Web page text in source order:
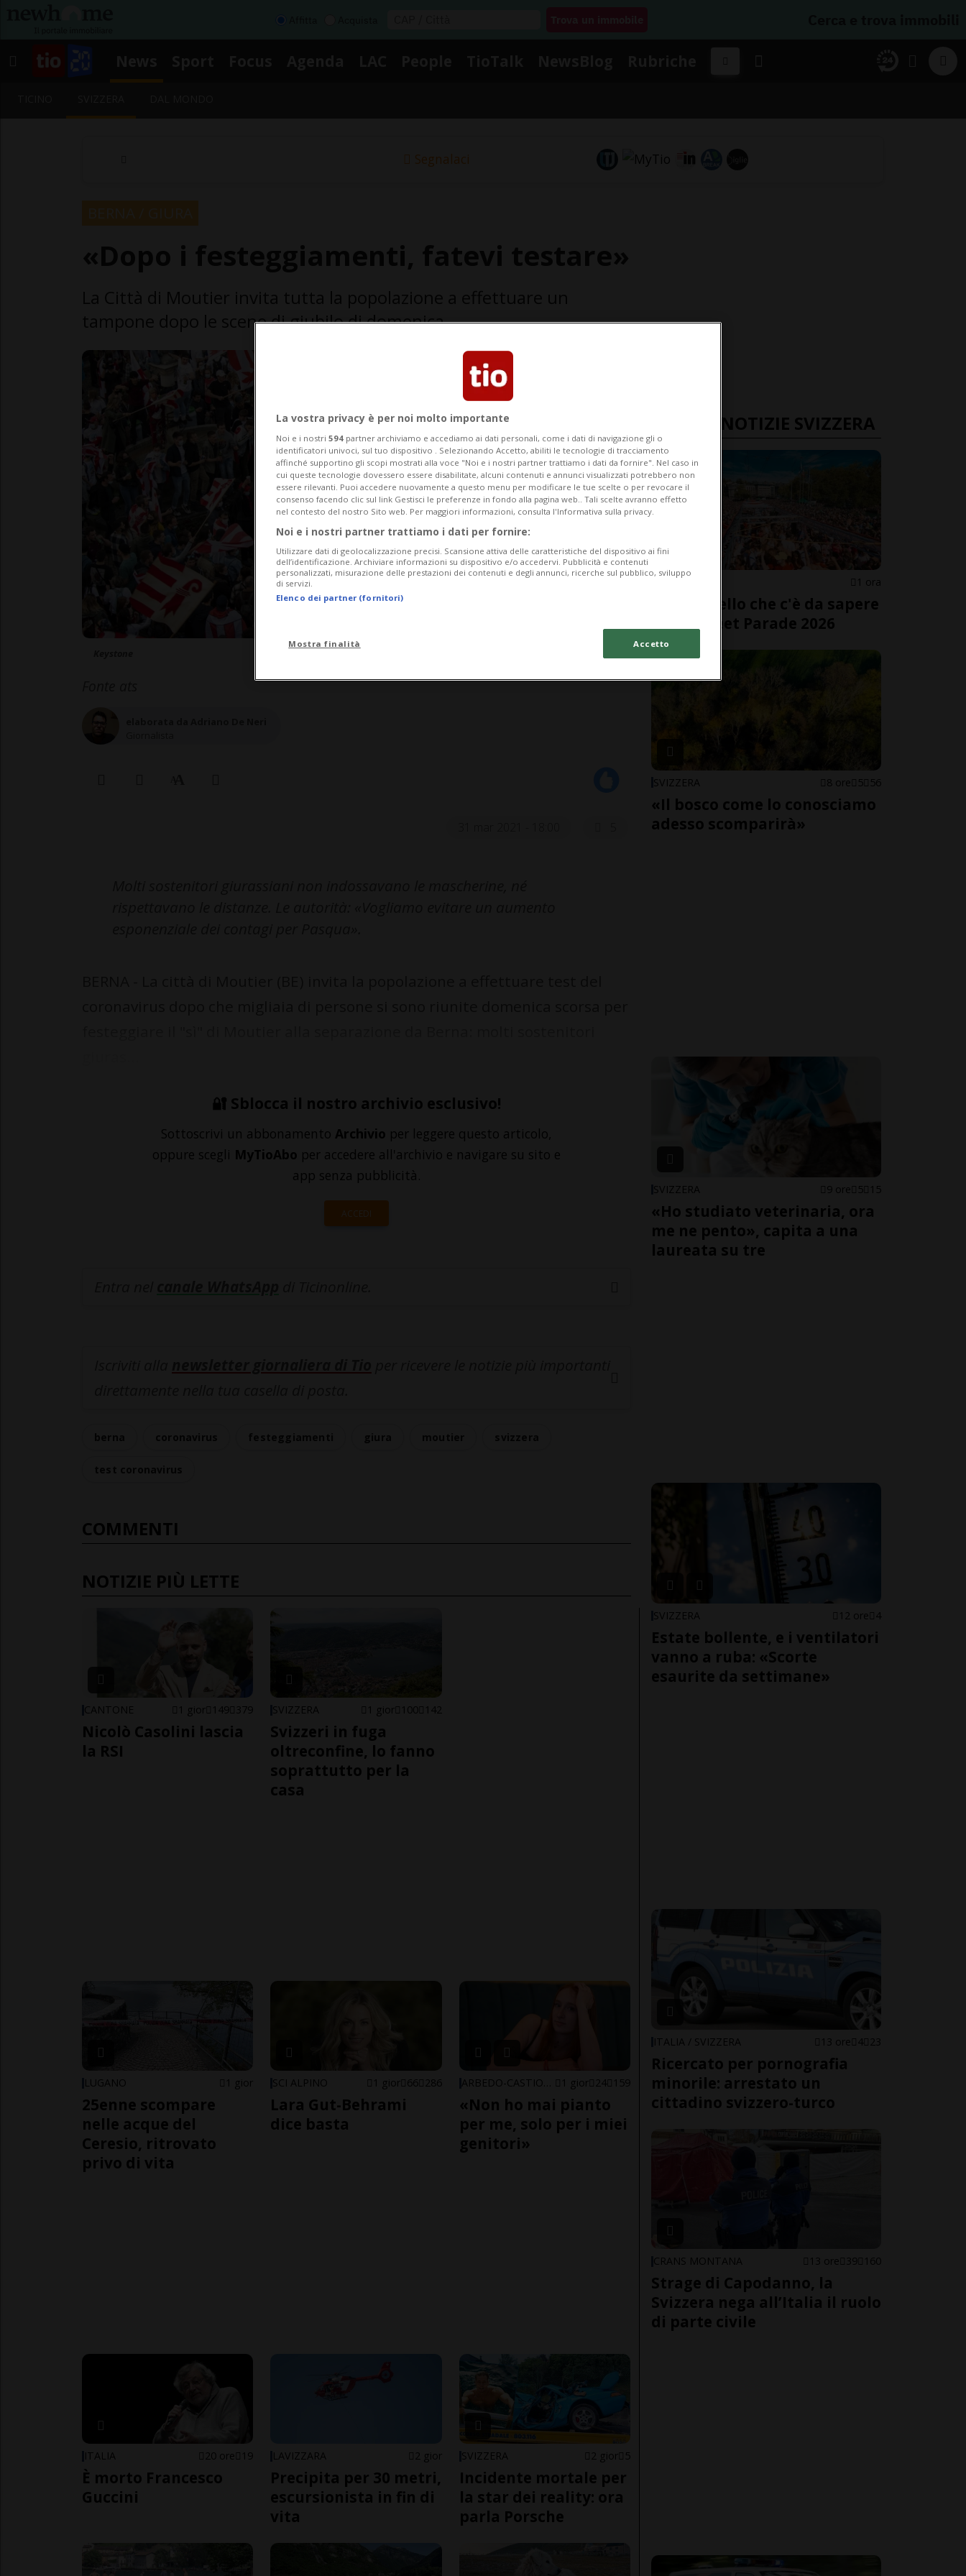
Segnalaci
tampone dopo le scene di giubilo di domenica.
🔐 Sblocca il nostro archivio esclusivo!
Sottoscrivi un abbonamento Archivio per leggere questo articolo,
oppure scegli MyTioAbo per accedere all'archivio e navigare su sito e
app senza pubblicità.
ACCEDI
COMMENTI
NOTIZIE PIÙ LETTE
CANTONE 1 gior 149 379
Nicolò Casolini lascia
la RSI
SVIZZERA 1 gior 100 142
Svizzeri in fuga
oltreconfine, lo fanno
soprattutto per la
casa
LUGANO 1 gior
25enne scompare
nelle acque del
Ceresio, ritrovato
privo di vita
SCI ALPINO 1 gior 66 286
Lara Gut-Behrami
dice basta
1 gior 24 159
«Non ho mai pianto
per me, solo per i miei
genitori»
ITALIA 20 ore 19
È morto Francesco
Guccini
LAVIZZARA 2 gior
Precipita per 30 metri,
escursionista in fin di
vita
SVIZZERA 2 gior 5
Incidente mortale per
la star dei reality: ora
parla Porsche
ULTIME NOTIZIE SVIZZERA
SVIZZERA 1 ora
Tutto quello che c'è da sapere
sulla Street Parade 2026
SVIZZERA 8 ore 5 56
«Il bosco come lo conosciamo
adesso scomparirà»
SVIZZERA 9 ore 5 15
«Ho studiato veterinaria, ora
me ne pento», capita a una
laureata su tre
SVIZZERA 12 ore 4
Estate bollente, e i ventilatori
vanno a ruba: «Scorte
esaurite da settimane»
ITALIA / SVIZZERA 13 ore 4 23
Ricercato per pornografia
minorile: arrestato un
cittadino svizzero-turco
CRANS MONTANA 13 ore 39 160
Strage di Capodanno, la
Svizzera nega all’Italia il ruolo
di parte civile
La vostra privacy è per noi molto importante
Noi e i nostri 594 partner archiviamo e accediamo ai dati personali, come i dati di navigazione gli o
identificatori univoci, sul tuo dispositivo . Selezionando Accetto, abiliti le tecnologie di tracciamento
affinché supportino gli scopi mostrati alla voce "Noi e i nostri partner trattiamo i dati da fornire". Nel caso in
cui queste tecnologie dovessero essere disabilitate, alcuni contenuti e annunci visualizzati potrebbero non
essere rilevanti. Puoi accedere nuovamente a questo menu per modificare le tue scelte o per revocare il
consenso facendo clic sul link Gestisci le preferenze in fondo alla pagina web.. Tali scelte avranno effetto
nel contesto del nostro Sito web. Per maggiori informazioni, consulta l'Informativa sulla privacy.
Noi e i nostri partner trattiamo i dati per fornire:
Utilizzare dati di geolocalizzazione precisi. Scansione attiva delle caratteristiche del dispositivo ai fini
dell’identificazione. Archiviare informazioni su dispositivo e/o accedervi. Pubblicità e contenuti
personalizzati, misurazione delle prestazioni dei contenuti e degli annunci, ricerche sul pubblico, sviluppo
di servizi.
Elenco dei partner (fornitori)
Mostra finalità Accetto